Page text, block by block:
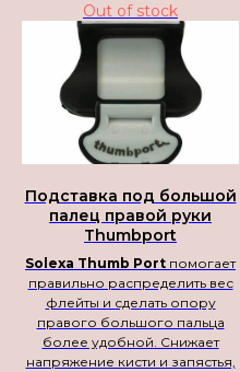
Out of stock
Подставка под большой
палец правой руки
Thumbport
Solexa Thumb Port помогает
правильно распределить вес
флейты и сделать опору
правого большого пальца
более удобной. Снижает
напряжение кисти и запястья,